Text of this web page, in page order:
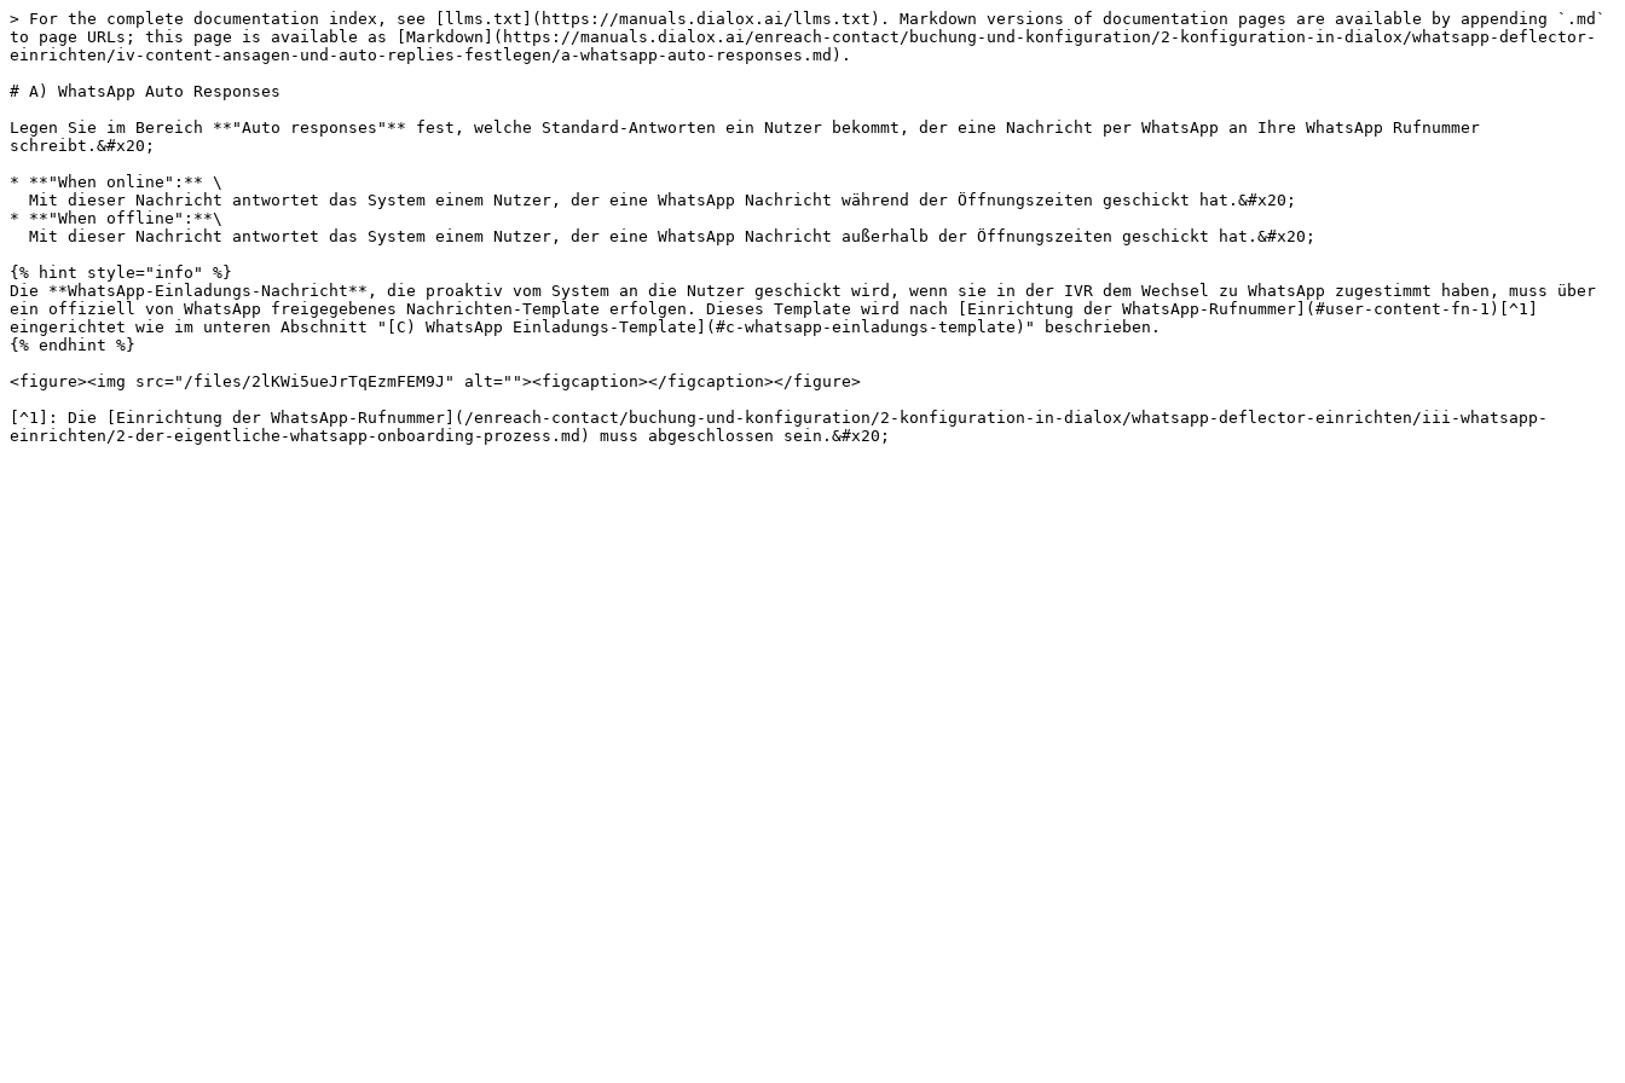
> For the complete documentation index, see [llms.txt](https://manuals.dialox.ai/llms.txt). Markdown versions of documentation pages are available by appending `.md`
to page URLs; this page is available as [Markdown](https://manuals.dialox.ai/enreach-contact/buchung-und-konfiguration/2-konfiguration-in-dialox/whatsapp-deflector-
einrichten/iv-content-ansagen-und-auto-replies-festlegen/a-whatsapp-auto-responses.md).
# A) WhatsApp Auto Responses
Legen Sie im Bereich **"Auto responses"** fest, welche Standard-Antworten ein Nutzer bekommt, der eine Nachricht per WhatsApp an Ihre WhatsApp Rufnummer
schreibt.&#x20;
* **"When online":** \
* **"When offline":**\
{% hint style="info" %}
Die **WhatsApp-Einladungs-Nachricht**, die proaktiv vom System an die Nutzer geschickt wird, wenn sie in der IVR dem Wechsel zu WhatsApp zugestimmt haben, muss über
ein offiziell von WhatsApp freigegebenes Nachrichten-Template erfolgen. Dieses Template wird nach [Einrichtung der WhatsApp-Rufnummer](#user-content-fn-1)[^1]
eingerichtet wie im unteren Abschnitt "[C) WhatsApp Einladungs-Template](#c-whatsapp-einladungs-template)" beschrieben.
{% endhint %}
<figure><img src="/files/2lKWi5ueJrTqEzmFEM9J" alt=""><figcaption></figcaption></figure>
[^1]: Die [Einrichtung der WhatsApp-Rufnummer](/enreach-contact/buchung-und-konfiguration/2-konfiguration-in-dialox/whatsapp-deflector-einrichten/iii-whatsapp-